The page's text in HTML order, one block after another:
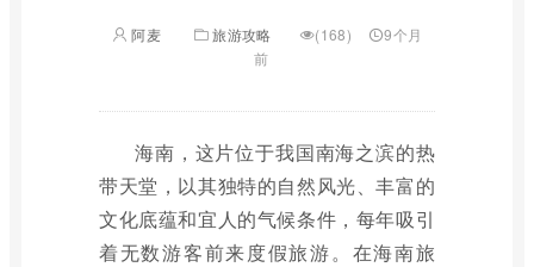
阿麦 旅游攻略 (168)
9个月
前
海南，这片位于我国南海之滨的热
带天堂，以其独特的自然风光、丰富的
文化底蕴和宜人的气候条件，每年吸引
着无数游客前来度假旅游。在海南旅